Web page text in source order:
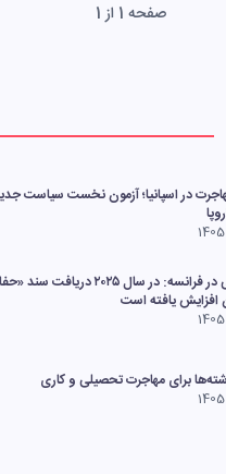
صفحه 1 از 1
در اسپانیا؛ آزمون نخست سیاست
پناهندگی در فرانسه: در سال ۲۰۲۵
افزایش یافته است
برای مهاجرت تحصیلی و کاری